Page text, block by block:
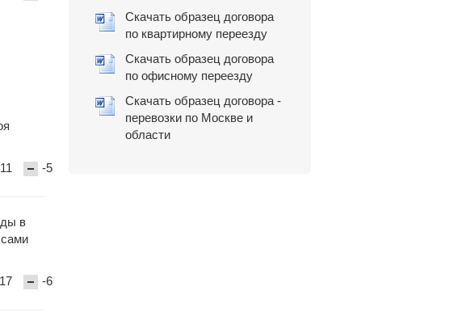
-5
в
-6
Скачать образец договора
по квартирному переезду
Скачать образец договора
по офисному переезду
Скачать образец договора -
перевозки по Москве и
области